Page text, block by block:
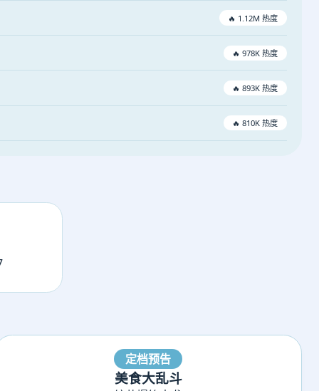
🔥 1.12M 热度
🔥 978K 热度
🔥 893K 热度
🔥 810K 热度
定档预告
美食大乱斗